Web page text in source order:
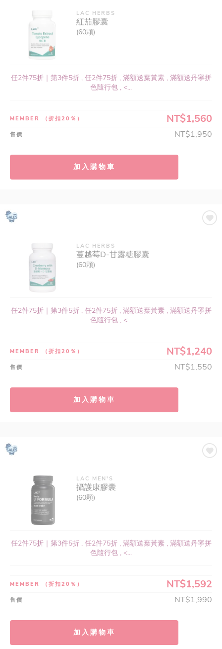
LAC HERBS
紅茄膠囊
(60顆)
任2件75折｜第3件5折 , 任2件75折 , 滿額送葉黃素 , 滿額送丹寧拼
色隨行包 , <...
MEMBER （折扣20％） NT$1,560
售價 NT$1,950
加入購物車
LAC HERBS
蔓越莓D-甘露糖膠囊
(60顆)
任2件75折｜第3件5折 , 任2件75折 , 滿額送葉黃素 , 滿額送丹寧拼
色隨行包 , <...
MEMBER （折扣20％） NT$1,240
售價 NT$1,550
加入購物車
LAC MEN'S
攝護康膠囊
(60顆)
任2件75折｜第3件5折 , 任2件75折 , 滿額送葉黃素 , 滿額送丹寧拼
色隨行包 , <...
MEMBER （折扣20％） NT$1,592
售價 NT$1,990
加入購物車